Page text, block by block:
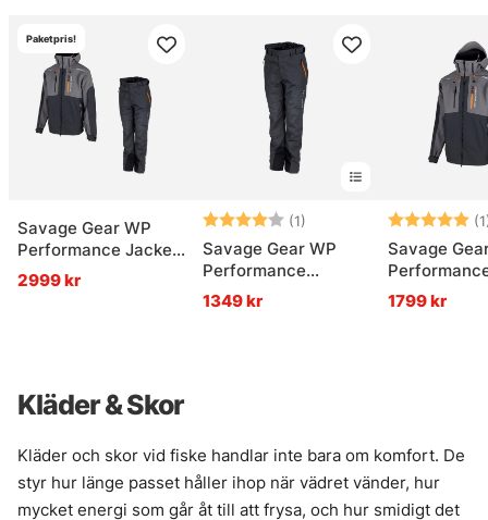
Paketpris!
Savage Gear WP
Performance Jacket
& Trousers Gunmetal
2999 kr
Betyg: (1)
4.0 utav 5 stjärnor
Savage Gear WP
Performance
Trousers Gunmetal
1349 kr
Betyg:
Savage
Gunmetal
1799 kr
Kläder & Skor
Kläder och skor vid fiske handlar inte bara om komfort. De
styr hur länge passet håller ihop när vädret vänder, hur
mycket energi som går åt till att frysa, och hur smidigt det